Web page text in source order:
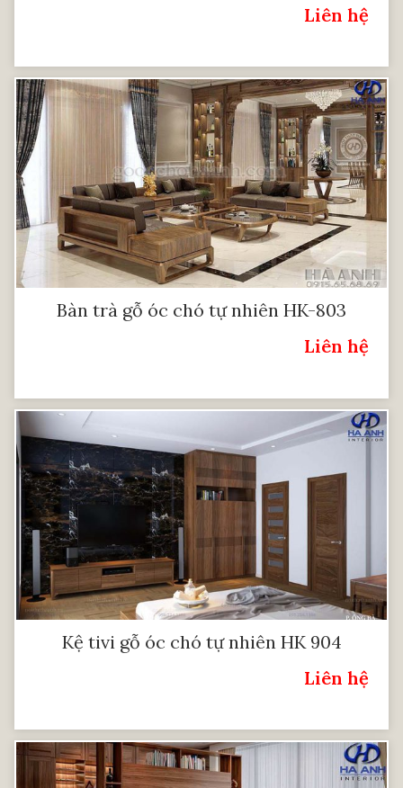
Liên hệ
Bàn trà gỗ óc chó tự nhiên HK-803
Liên hệ
Kệ tivi gỗ óc chó tự nhiên HK 904
Liên hệ